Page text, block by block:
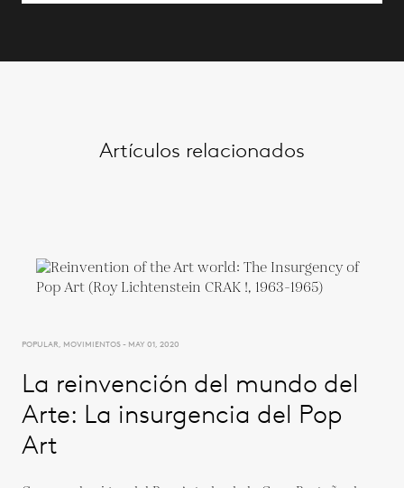
Artículos relacionados
POPULAR, MOVIMIENTOS - MAY 01, 2020
La reinvención del mundo del
Arte: La insurgencia del Pop
Art